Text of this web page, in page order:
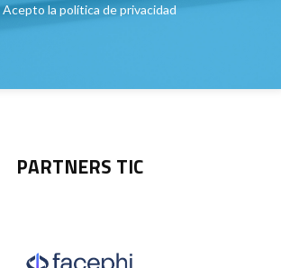
Acepto la política de privacidad
PARTNERS TIC